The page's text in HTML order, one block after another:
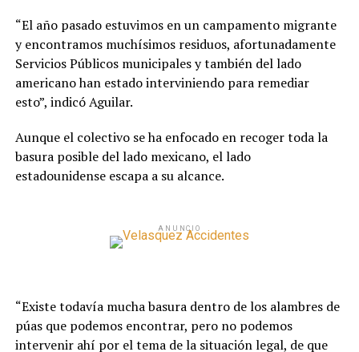
“El año pasado estuvimos en un campamento migrante
y encontramos muchísimos residuos, afortunadamente
Servicios Públicos municipales y también del lado
americano han estado interviniendo para remediar
esto”, indicó Aguilar.
Aunque el colectivo se ha enfocado en recoger toda la
basura posible del lado mexicano, el lado
estadounidense escapa a su alcance.
ANUNCIO
“Existe todavía mucha basura dentro de los alambres de
púas que podemos encontrar, pero no podemos
intervenir ahí por el tema de la situación legal, de que